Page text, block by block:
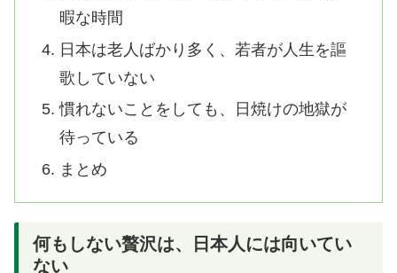
暇な時間
日本は老人ばかり多く、若者が人生を謳
歌していない
慣れないことをしても、日焼けの地獄が
待っている
まとめ
何もしない贅沢は、日本人には向いてい
ない